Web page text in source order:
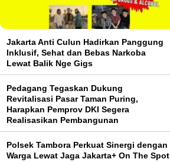
Jakarta Anti Culun Hadirkan Panggung
Inklusif, Sehat dan Bebas Narkoba
Lewat Balik Nge Gigs
Pedagang Tegaskan Dukung
Revitalisasi Pasar Taman Puring,
Harapkan Pemprov DKI Segera
Realisasikan Pembangunan
Polsek Tambora Perkuat Sinergi dengan
Warga Lewat Jaga Jakarta+ On The Spot